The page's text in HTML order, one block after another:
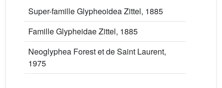
Super-famille Glypheoidea Zittel, 1885
Famille Glypheidae Zittel, 1885
Neoglyphea Forest et de Saint Laurent,
1975